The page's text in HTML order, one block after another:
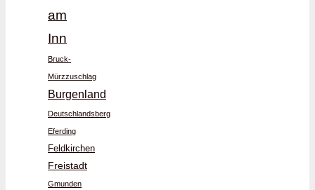
am
Inn
Bruck-
Mürzzuschlag
Burgenland
Deutschlandsberg
Eferding
Feldkirchen
Freistadt
Gmunden